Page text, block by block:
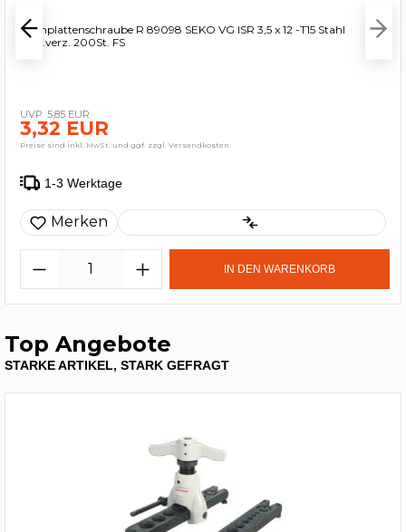
Spanplattenschraube R 89098 SEKO VG ISR 3,5 x 12 -T15 Stahl
galv.verz. 200St. FS
5,85 EUR
3,32 EUR
Preise sind inkl. MwSt. und ggf. zzgl. Versandkosten
1-3 Werktage
Merken
IN DEN WARENKORB
Top Angebote
STARKE ARTIKEL, STARK GEFRAGT